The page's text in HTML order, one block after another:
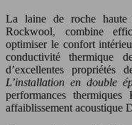
La laine de roche haute
Rockwool, combine
optimiser le confort
conductivité thermique
d’excellentes propriétés
L’installation en double
performances
affaiblissement acoustique